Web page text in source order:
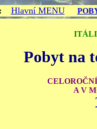
Hlavní MENU
Pobyt na
A V